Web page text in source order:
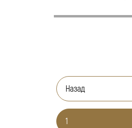
Назад
1